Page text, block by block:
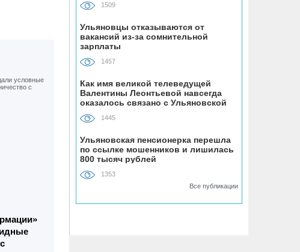
06.08, 09:00
Раздеваться не надо. В ульяновской
тюрьме установили рентген-
оборудование для личного досмотра
06.08, 08:26
В Ульяновской области почти удвоили
производство мяса и растительного
06.08, 08:00
Площадки Ульяновской области
готовят к празднованию Дня
1509
Ульяновцы отказываются от
вакансий из-за сомнительной
зарплаты
1457
Как имя великой телеведущей
Валентины Леонтьевой навсегда
оказалось связано с Ульяновской
областью
1445
Ульяновская пенсионерка перешла
по ссылке мошенников и лишилась
800 тысяч рублей
1353
Все публикации